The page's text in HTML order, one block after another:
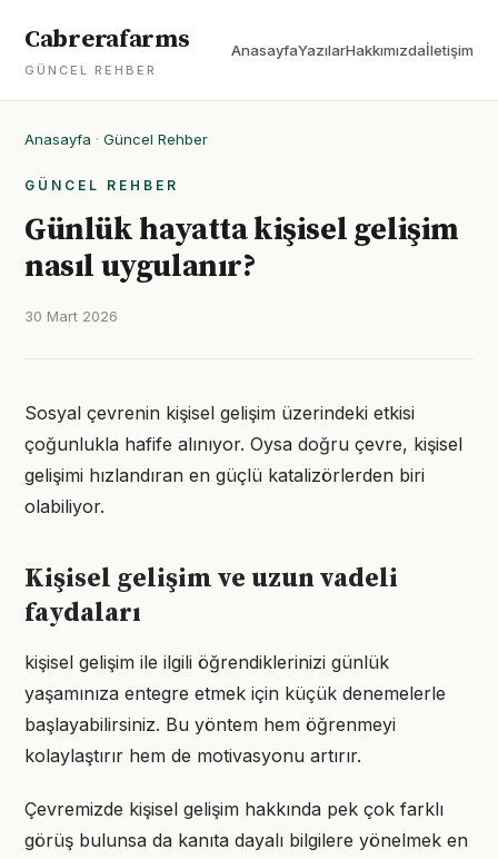
Cabrerafarms
GÜNCEL REHBER
AnasayfaYazılarHakkımızdaİletişim
Anasayfa · Güncel Rehber
GÜNCEL REHBER
Günlük hayatta kişisel gelişim
nasıl uygulanır?
30 Mart 2026
Sosyal çevrenin kişisel gelişim üzerindeki etkisi
çoğunlukla hafife alınıyor. Oysa doğru çevre, kişisel
gelişimi hızlandıran en güçlü katalizörlerden biri
olabiliyor.
Kişisel gelişim ve uzun vadeli
faydaları
kişisel gelişim ile ilgili öğrendiklerinizi günlük
yaşamınıza entegre etmek için küçük denemelerle
başlayabilirsiniz. Bu yöntem hem öğrenmeyi
kolaylaştırır hem de motivasyonu artırır.
Çevremizde kişisel gelişim hakkında pek çok farklı
görüş bulunsa da kanıta dayalı bilgilere yönelmek en